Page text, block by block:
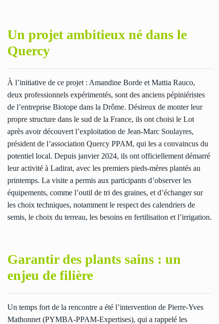
Un projet ambitieux né dans le
Quercy
À l’initiative de ce projet : Amandine Borde et Mattia Rauco,
deux professionnels expérimentés, sont des anciens pépiniéristes
de l’entreprise Biotope dans la Drôme. Désireux de monter leur
propre structure dans le sud de la France, ils ont choisi le Lot
après avoir découvert l’exploitation de Jean-Marc Soulayres,
président de l’association Quercy PPAM, qui les a convaincus du
potentiel local. Depuis janvier 2024, ils ont officiellement démarré
leur activité à Ladirat, avec les premiers pieds-mères plantés au
printemps. La visite a permis aux participants d’observer les
équipements, comme l’outil de tri des graines, et d’échanger sur
les choix techniques, notamment le respect des calendriers de
semis, le choix du terreau, les besoins en fertilisation et l’irrigation.
Garantir des plants sains : un
enjeu de filière
Un temps fort de la rencontre a été l’intervention de Pierre-Yves
Mathonnet (PYMBA-PPAM-Expertises), qui a rappelé les